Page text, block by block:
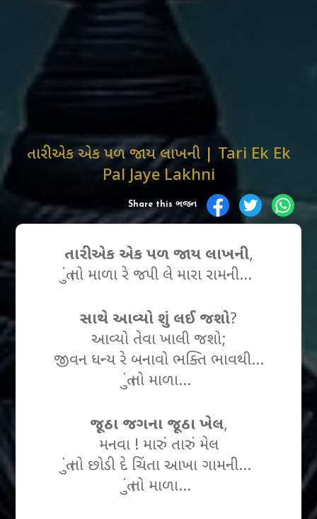
તારી એક એક પળ જાય લાખની | Tari Ek Ek
Pal Jaye Lakhni
Share this ભજન
તારી એક એક પળ જાય લાખની,
તું તો માળા રે જપી લે મારા રામની…
સાથે આવ્યો શું લઈ જશો?
આવ્યો તેવા ખાલી જશો;
જીવન ધન્ય રે બનાવો ભક્તિ ભાવથી…
તું તો માળા…
જૂઠા જગના જૂઠા ખેલ,
મનવા ! મારું તારું મેલ
તું તો છોડી દે ચિંતા આખા ગામની…
તું તો માળા…